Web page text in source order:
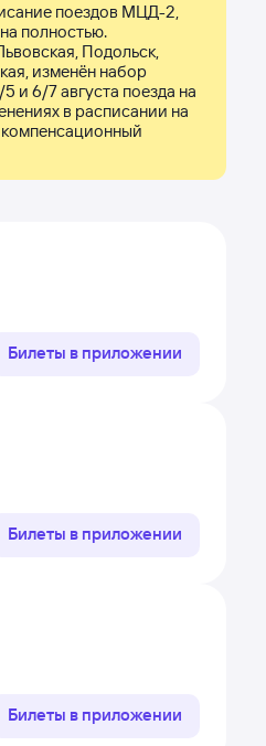
поездов МЦД-2,
полностью.
Подольск,
изменён набор
и 6/7 августа поезда на
в расписании на
компенсационный
Билеты в приложении
Билеты в приложении
Билеты в приложении